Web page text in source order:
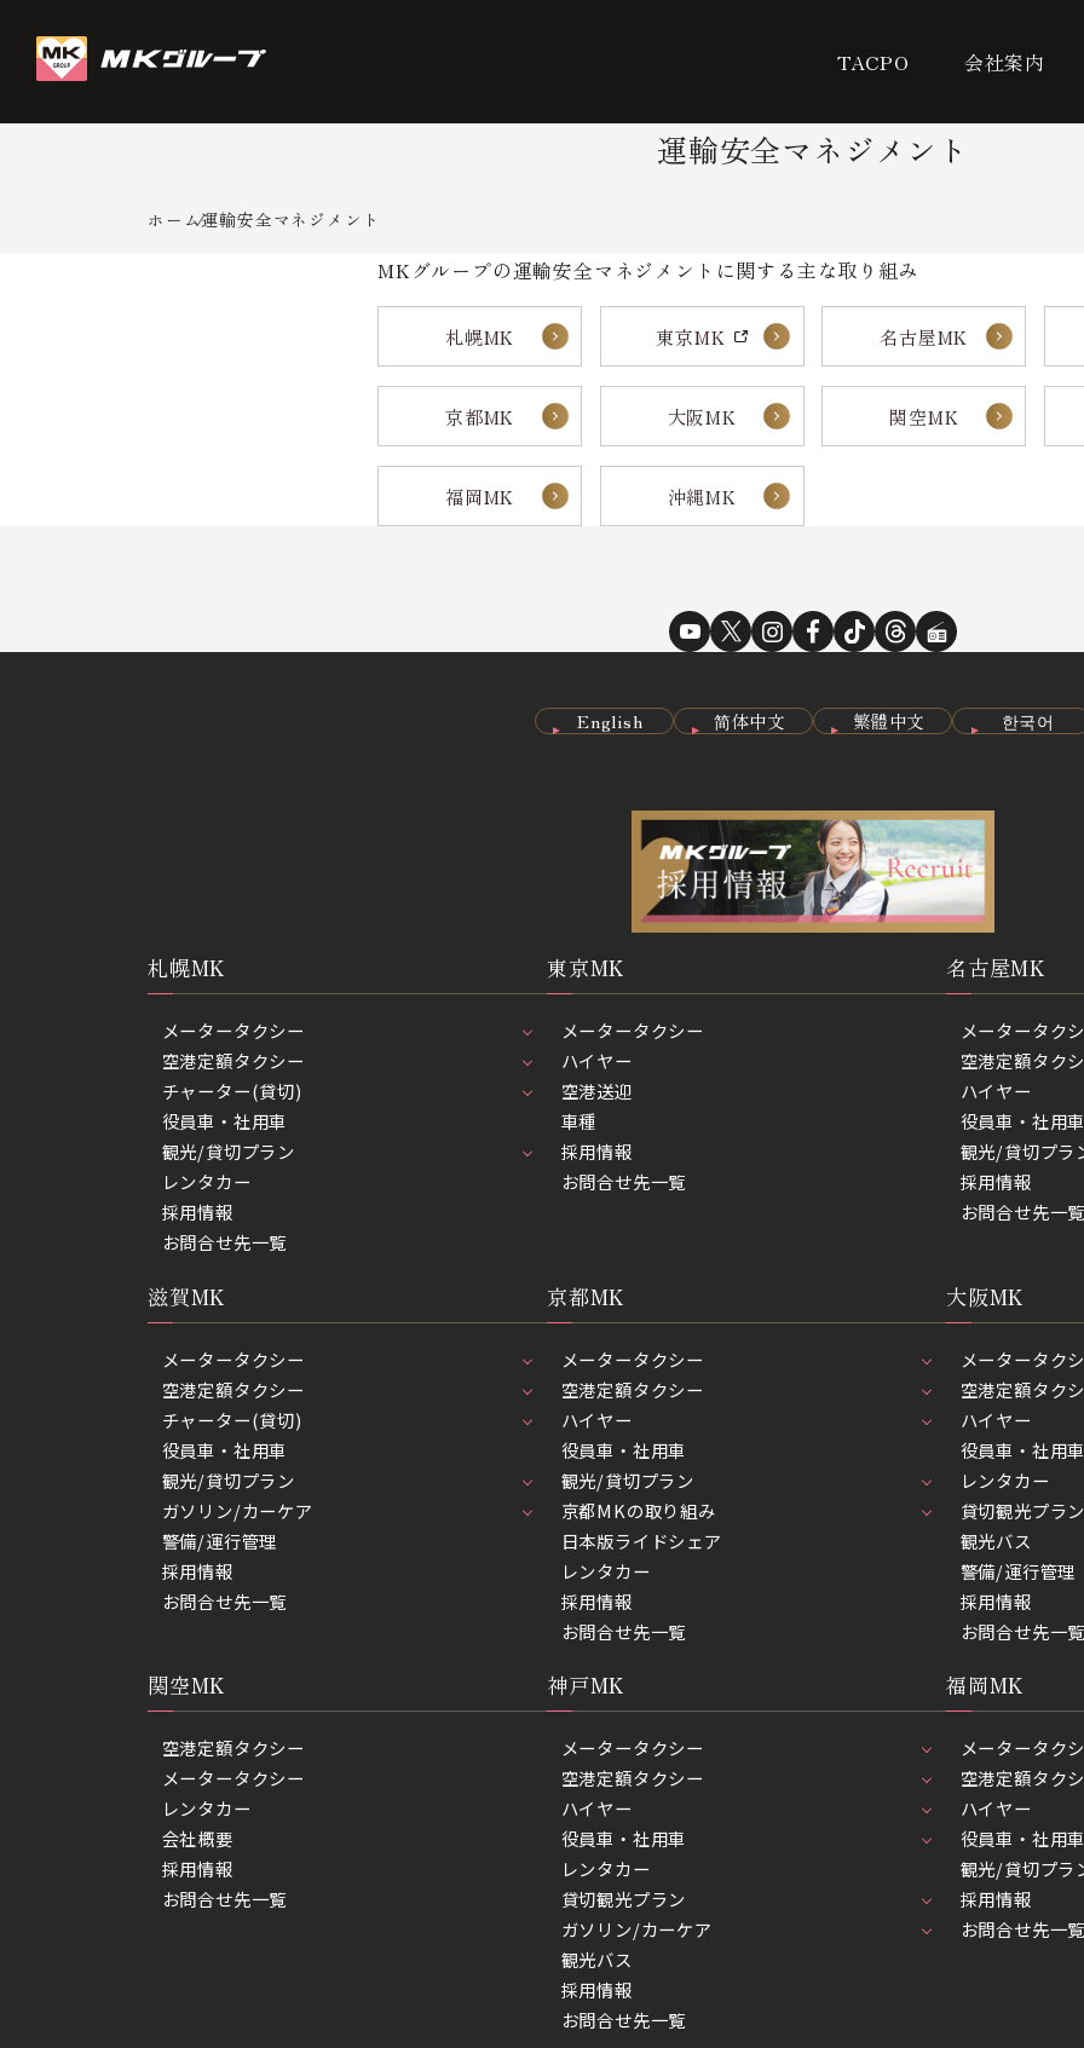
TACPO 会社案内
運輸安全マネジメント
ホーム運輸安全マネジメント
MKグループの運輸安全マネジメントに関する主な取り組み
札幌MK 東京MK 名古屋MK
京都MK 大阪MK 関空MK
福岡MK 沖縄MK
English 简体中文 繁體中文 한국어
札幌MK
メータータクシー
空港定額タクシー
チャーター(貸切)
役員車・社用車
観光/貸切プラン
レンタカー
採用情報
お問合せ先一覧
東京MK
メータータクシー
ハイヤー
空港送迎
車種
採用情報
お問合せ先一覧
名古屋MK
メータータク
空港定額タク
ハイヤー
役員車・社用車
観光/貸切プラ
採用情報
お問合せ先一覧
滋賀MK
メータータクシー
空港定額タクシー
チャーター(貸切)
役員車・社用車
観光/貸切プラン
ガソリン/カーケア
警備/運行管理
採用情報
お問合せ先一覧
京都MK
メータータクシー
空港定額タクシー
ハイヤー
役員車・社用車
観光/貸切プラン
京都MKの取り組み
日本版ライドシェア
レンタカー
採用情報
お問合せ先一覧
大阪MK
メータータク
空港定額タク
ハイヤー
役員車・社用車
レンタカー
貸切観光プラン
観光バス
警備/運行管理
採用情報
お問合せ先一覧
関空MK
空港定額タクシー
メータータクシー
レンタカー
会社概要
採用情報
お問合せ先一覧
神戸MK
メータータクシー
空港定額タクシー
ハイヤー
役員車・社用車
レンタカー
貸切観光プラン
ガソリン/カーケア
観光バス
採用情報
お問合せ先一覧
福岡MK
メータータク
空港定額タク
ハイヤー
役員車・社用車
観光/貸切プラ
採用情報
お問合せ先一覧